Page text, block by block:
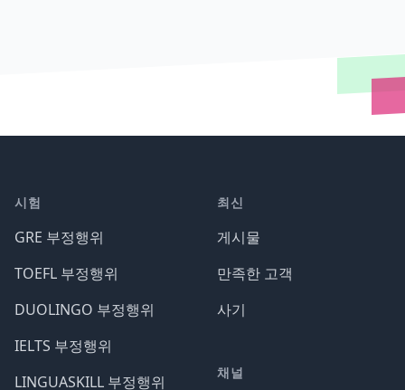
시험
GRE 부정행위
TOEFL 부정행위
DUOLINGO 부정행위
IELTS 부정행위
LINGUASKILL 부정행위
최신
게시물
만족한 고객
사기
채널